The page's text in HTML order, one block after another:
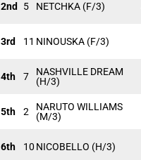
2nd 5 NETCHKA (F/3)
3rd 11 NINOUSKA (F/3)
4th 7
NASHVILLE DREAM
(H/3)
5th 2
NARUTO WILLIAMS
(M/3)
6th 10 NICOBELLO (H/3)